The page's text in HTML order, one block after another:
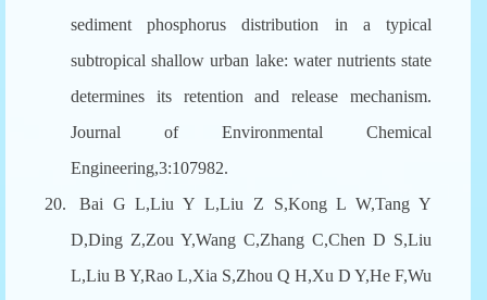
sediment phosphorus distribution in a typical
subtropical shallow urban lake: water nutrients state
determines its retention and release mechanism.
Journal of Environmental Chemical
Engineering,3:107982.
20.
Bai G L,Liu Y L,Liu Z S,Kong L W,Tang Y
D,Ding Z,Zou Y,Wang C,Zhang C,Chen D S,Liu
L,Liu B Y,Rao L,Xia S,Zhou Q H,Xu D Y,He F,Wu